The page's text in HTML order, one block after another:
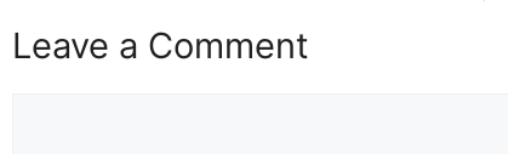
Leave a Comment